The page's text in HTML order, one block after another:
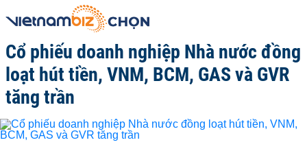
Cổ phiếu doanh nghiệp Nhà nước đồng
loạt hút tiền, VNM, BCM, GAS và GVR
tăng trần